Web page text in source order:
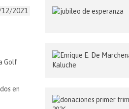
2021
Golf
en